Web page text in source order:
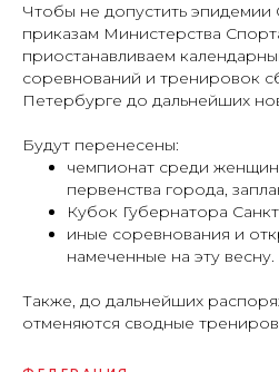
Чтобы не допустить эпидемии
приказам Министерства
приостанавливаем
соревнований и тренировок
Петербурге до дальнейших
Будут перенесены:
чемпионат среди
первенства города,
Кубок Губернатора
иные соревнования и
намеченные на эту весну.
Также, до дальнейших
отменяются сводные